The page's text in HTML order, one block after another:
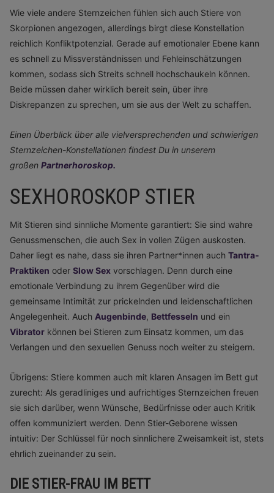
Wie viele andere Sternzeichen fühlen sich auch Stiere von
Skorpionen angezogen, allerdings birgt diese Konstellation
reichlich Konfliktpotenzial. Gerade auf emotionaler Ebene kann
es schnell zu Missverständnissen und Fehleinschätzungen
kommen, sodass sich Streits schnell hochschaukeln können.
Beide müssen daher wirklich bereit sein, über ihre
Diskrepanzen zu sprechen, um sie aus der Welt zu schaffen.
Einen Überblick über alle vielversprechenden und schwierigen
Sternzeichen-Konstellationen findest Du in unserem
großen Partnerhoroskop.
SEXHOROSKOP STIER
Mit Stieren sind sinnliche Momente garantiert: Sie sind wahre
Genussmenschen, die auch Sex in vollen Zügen auskosten.
Daher liegt es nahe, dass sie ihren Partner*innen auch Tantra-
Praktiken oder Slow Sex vorschlagen. Denn durch eine
emotionale Verbindung zu ihrem Gegenüber wird die
gemeinsame Intimität zur prickelnden und leidenschaftlichen
Angelegenheit. Auch Augenbinde, Bettfesseln und ein
Vibrator können bei Stieren zum Einsatz kommen, um das
Verlangen und den sexuellen Genuss noch weiter zu steigern.
Übrigens: Stiere kommen auch mit klaren Ansagen im Bett gut
zurecht: Als geradliniges und aufrichtiges Sternzeichen freuen
sie sich darüber, wenn Wünsche, Bedürfnisse oder auch Kritik
offen kommuniziert werden. Denn Stier-Geborene wissen
intuitiv: Der Schlüssel für noch sinnlichere Zweisamkeit ist, stets
ehrlich zueinander zu sein.
DIE STIER-FRAU IM BETT